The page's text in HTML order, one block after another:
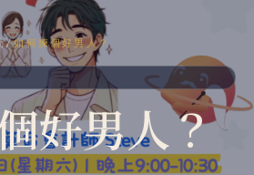
/如何揀個好男人？
好男人？